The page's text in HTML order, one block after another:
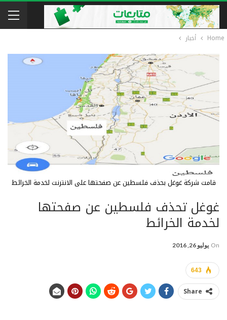
Home أخبار
قامت شركة غوغل بحذف فلسطين عن صفحتها على الانترنت لخدمة الخرائط
غوغل تحذف فلسطين عن صفحتها
لخدمة الخرائط
On يوليو 26, 2016
643
Share